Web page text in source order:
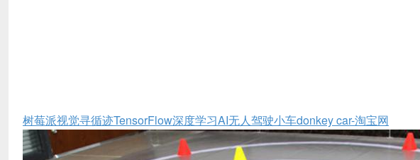
树莓派视觉寻循迹TensorFlow深度学习AI无人驾驶小车donkey car-淘宝网